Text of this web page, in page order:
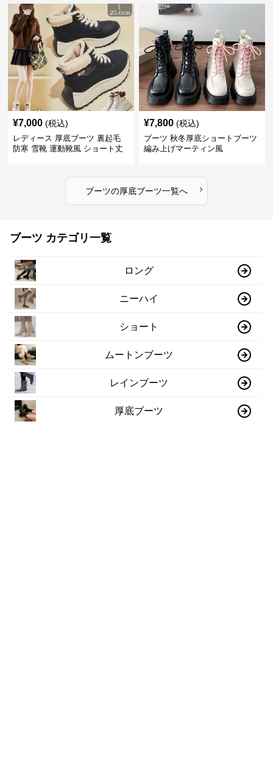
¥7,000 (税込)
レディース 厚底ブーツ 裏起毛
防寒 雪靴 運動靴風 ショート丈
¥7,800 (税込)
ブーツ 秋冬厚底ショートブーツ
編み上げマーティン風
ブーツの厚底ブーツ一覧へ ›
ブーツ カテゴリ一覧
ロング
ニーハイ
ショート
ムートンブーツ
レインブーツ
厚底ブーツ